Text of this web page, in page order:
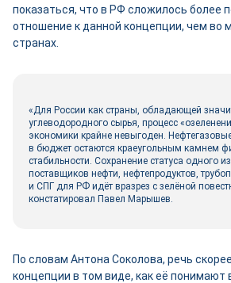
показаться, что в РФ сложилось более
отношение к данной концепции, чем во
странах.
«Для России как страны, обладающей
углеводородного сырья, процесс
экономики крайне невыгоден.
в бюджет остаются краеугольным камнем
стабильности. Сохранение статуса одного
поставщиков нефти, нефтепродуктов,
и СПГ для РФ идёт вразрез с зелёной
констатировал Павел Марышев.
По словам Антона Соколова, речь
концепции в том виде, как её понимают